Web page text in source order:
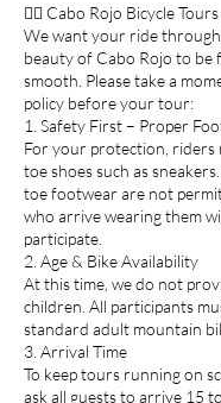
🚴‍♂️ Cabo Rojo Bicycle
We want your ride
beauty of Cabo Rojo to be
smooth. Please take a
policy before your tour:
1. Safety First – Proper
For your protection, riders
toe shoes such as
toe footwear are not
who arrive wearing them
participate.
2. Age & Bike Availability
At this time, we do not
children. All participants
standard adult mountain
3. Arrival Time
To keep tours running on
ask all guests to arrive 15